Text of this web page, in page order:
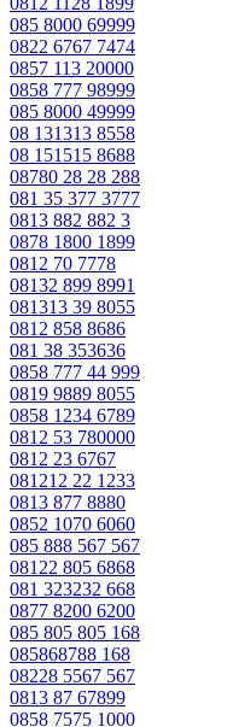
085 8000 69999
0822 6767 7474
0857 113 20000
0858 777 98999
085 8000 49999
08 131313 8558
08 151515 8688
08780 28 28 288
081 35 377 3777
0813 882 882 3
0878 1800 1899
0812 70 7778
08132 899 8991
081313 39 8055
0812 858 8686
081 38 353636
0858 777 44 999
0819 9889 8055
0858 1234 6789
0812 53 780000
0812 23 6767
081212 22 1233
0813 877 8880
0852 1070 6060
085 888 567 567
08122 805 6868
081 323232 668
0877 8200 6200
085 805 805 168
085868788 168
08228 5567 567
0813 87 67899
0858 7575 1000